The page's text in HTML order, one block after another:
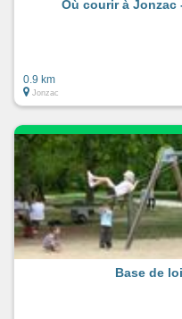
Où courir à Jonzac
0.9 km
Jonzac
Base de